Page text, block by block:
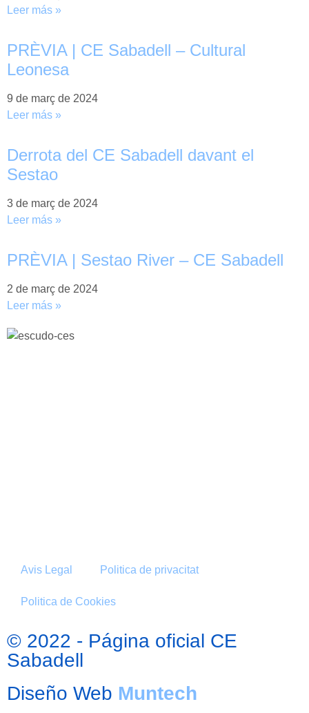
Leer más »
PRÈVIA | CE Sabadell – Cultural
Leonesa
9 de març de 2024
Leer más »
Derrota del CE Sabadell davant el
Sestao
3 de març de 2024
Leer más »
PRÈVIA | Sestao River – CE Sabadell
2 de març de 2024
Leer más »
Avis Legal Politica de privacitat
Politica de Cookies
© 2022 - Página oficial CE
Sabadell
Diseño Web Muntech